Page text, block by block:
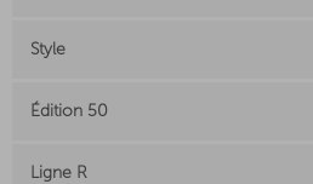
Style
Édition 50
Ligne R